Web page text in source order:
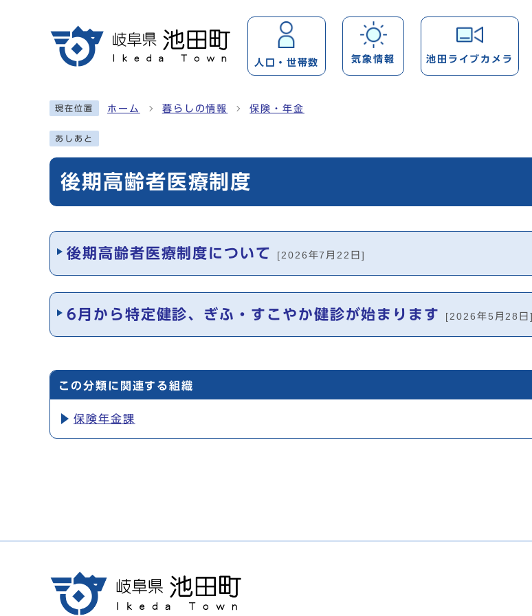
人口・世帯数 気象情報 池田ライブカメラ
ここから本文です
現在位置 ホーム 暮らしの情報 保険・年金
あしあと
後期高齢者医療制度
メインメニュー
後期高齢者医療制度について [2026年7月22日]
6月から特定健診、ぎふ・すこやか健診が始まります [2026年5月28日]
この分類に関連する組織
保険年金課